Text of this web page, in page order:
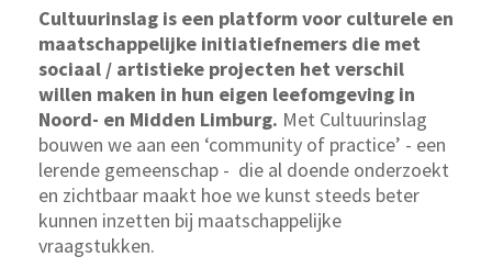
Cultuurinslag is een platform voor culturele en
maatschappelijke initiatiefnemers die met
sociaal / artistieke projecten het verschil
willen maken in hun eigen leefomgeving in
Noord- en Midden Limburg. Met Cultuurinslag
bouwen we aan een ‘community of practice’ - een
lerende gemeenschap - die al doende onderzoekt
en zichtbaar maakt hoe we kunst steeds beter
kunnen inzetten bij maatschappelijke
vraagstukken.